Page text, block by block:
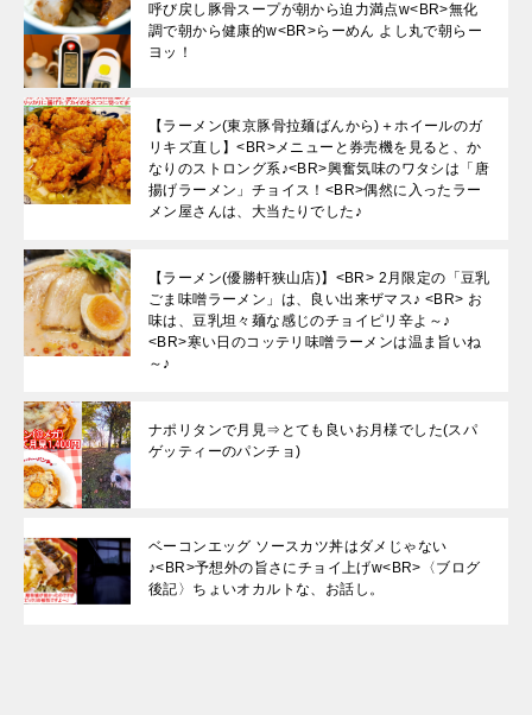
呼び戻し豚骨スープが朝から迫力満点w<BR>無化
調で朝から健康的w<BR>らーめん よし丸で朝らー
ヨッ！
【ラーメン(東京豚骨拉麺ばんから)＋ホイールのガ
リキズ直し】<BR>メニューと券売機を見ると、か
なりのストロング系♪<BR>興奮気味のワタシは「唐
揚げラーメン」チョイス！<BR>偶然に入ったラー
メン屋さんは、大当たりでした♪
【ラーメン(優勝軒狭山店)】<BR> 2月限定の「豆乳
ごま味噌ラーメン」は、良い出来ザマス♪ <BR> お
味は、豆乳坦々麺な感じのチョイピリ辛よ～♪
<BR>寒い日のコッテリ味噌ラーメンは温ま旨いね
～♪
ナポリタンで月見⇒とても良いお月様でした(スパ
ゲッティーのパンチョ)
ベーコンエッグ ソースカツ丼はダメじゃない
♪<BR>予想外の旨さにチョイ上げw<BR>〈ブログ
後記〉ちょいオカルトな、お話し。